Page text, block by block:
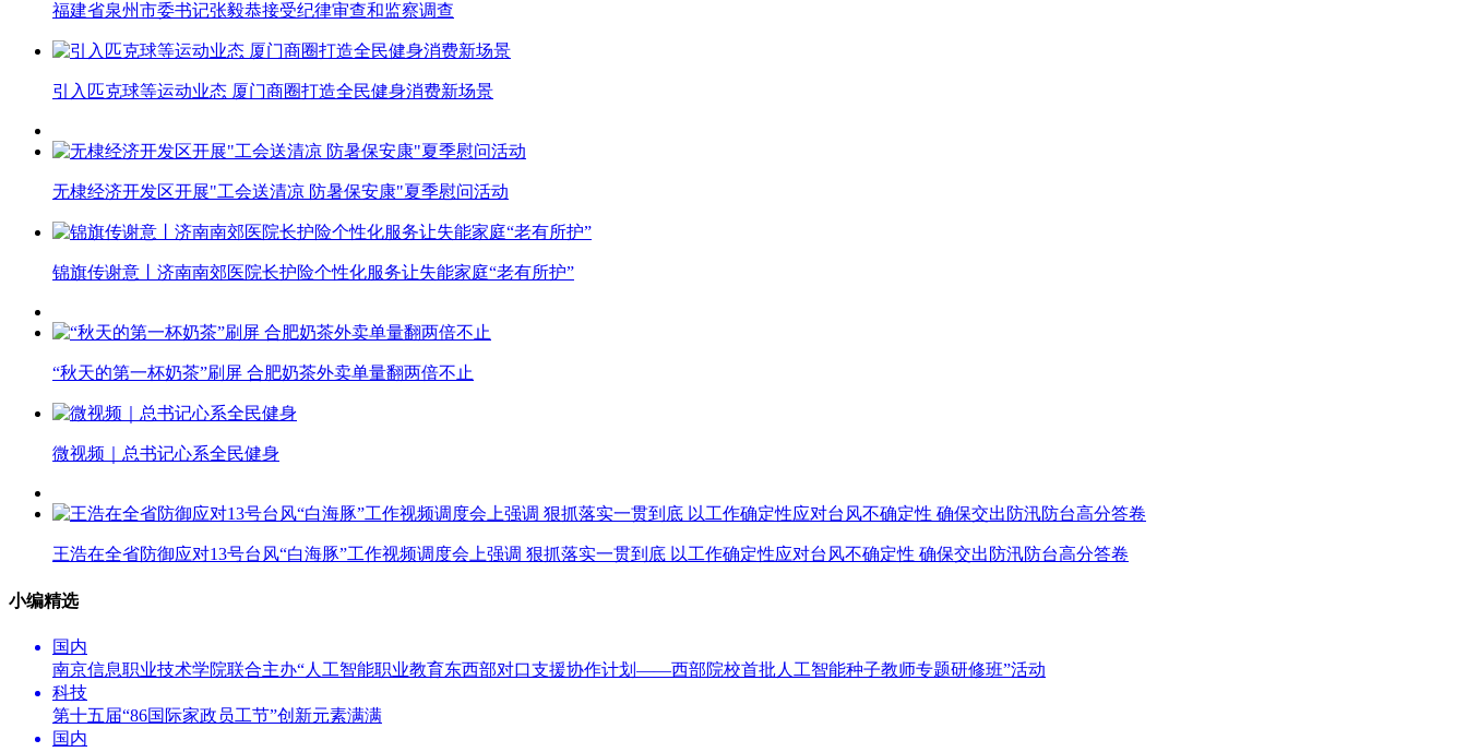
福建省泉州市委书记张毅恭接受纪律审查和监察调查
引入匹克球等运动业态 厦门商圈打造全民健身消费新场景
无棣经济开发区开展"工会送清凉 防暑保安康"夏季慰问活动
锦旗传谢意丨济南南郊医院长护险个性化服务让失能家庭“老有所护”
“秋天的第一杯奶茶”刷屏 合肥奶茶外卖单量翻两倍不止
微视频｜总书记心系全民健身
王浩在全省防御应对13号台风“白海豚”工作视频调度会上强调 狠抓落实一贯到底 以工作确定性应对台风不确定性 确保交出防汛防台高分答卷
小编精选
国内
南京信息职业技术学院联合主办“人工智能职业教育东西部对口支援协作计划——西部院校首批人工智能种子教师专题研修班”活动
科技
第十五届“86国际家政员工节”创新元素满满
国内